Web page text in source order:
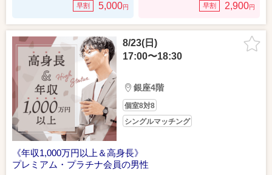
早割 5,000円 早割 2,900円
8/23(日)
17:00〜18:30
銀座4階
個室8対8
シングルマッチング
《年収1,000万円以上＆高身長》
プレミアム・プラチナ会員の男性